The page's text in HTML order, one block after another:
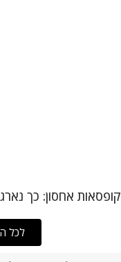
קופסאות אחסון: כך
לכל